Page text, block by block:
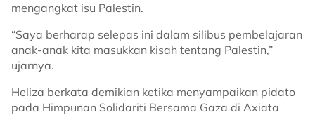
mengangkat isu Palestin.
“Saya berharap selepas ini dalam silibus pembelajaran
anak-anak kita masukkan kisah tentang Palestin,”
ujarnya.
Heliza berkata demikian ketika menyampaikan pidato
pada Himpunan Solidariti Bersama Gaza di Axiata